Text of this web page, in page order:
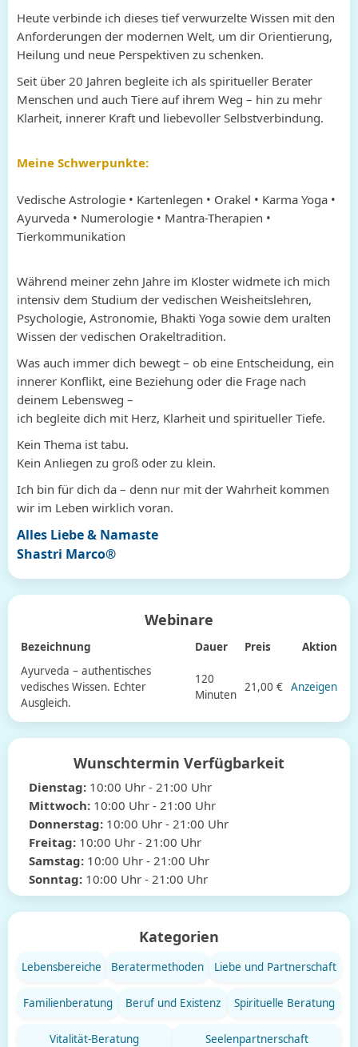
Heute verbinde ich dieses tief verwurzelte Wissen mit den
Anforderungen der modernen Welt, um dir Orientierung,
Heilung und neue Perspektiven zu schenken.
Seit über 20 Jahren begleite ich als spiritueller Berater
Menschen und auch Tiere auf ihrem Weg – hin zu mehr
Klarheit, innerer Kraft und liebevoller Selbstverbindung.
Meine Schwerpunkte:
Vedische Astrologie • Kartenlegen • Orakel • Karma Yoga •
Ayurveda • Numerologie • Mantra-Therapien •
Tierkommunikation
Während meiner zehn Jahre im Kloster widmete ich mich
intensiv dem Studium der vedischen Weisheitslehren,
Psychologie, Astronomie, Bhakti Yoga sowie dem uralten
Wissen der vedischen Orakeltradition.
Was auch immer dich bewegt – ob eine Entscheidung, ein
innerer Konflikt, eine Beziehung oder die Frage nach
deinem Lebensweg –
ich begleite dich mit Herz, Klarheit und spiritueller Tiefe.
Kein Thema ist tabu.
Kein Anliegen zu groß oder zu klein.
Ich bin für dich da – denn nur mit der Wahrheit kommen
wir im Leben wirklich voran.
Alles Liebe & Namaste
Shastri Marco®
Webinare
Bezeichnung Dauer Preis
Aktion
Ayurveda – authentisches
vedisches Wissen. Echter
Ausgleich.
120
Minuten
21,00 € Anzeigen
Wunschtermin Verfügbarkeit
Dienstag: 10:00 Uhr - 21:00 Uhr
Mittwoch: 10:00 Uhr - 21:00 Uhr
Donnerstag: 10:00 Uhr - 21:00 Uhr
Freitag: 10:00 Uhr - 21:00 Uhr
Samstag: 10:00 Uhr - 21:00 Uhr
Sonntag: 10:00 Uhr - 21:00 Uhr
Kategorien
Lebensbereiche Beratermethoden Liebe und Partnerschaft
Familienberatung Beruf und Existenz Spirituelle Beratung
Vitalität-Beratung Seelenpartnerschaft